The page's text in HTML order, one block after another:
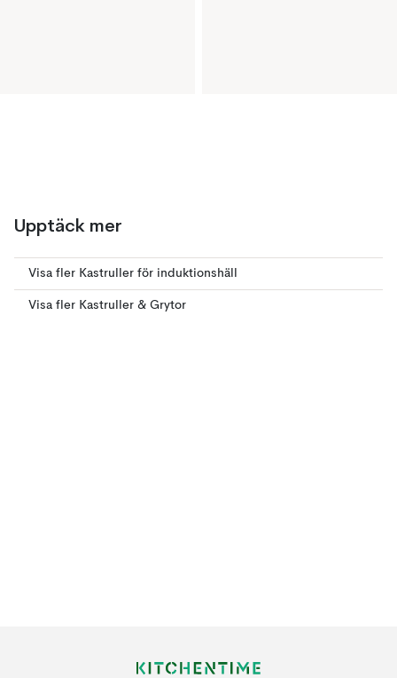
Upptäck mer
Visa fler Kastruller för induktionshäll
Visa fler Kastruller & Grytor